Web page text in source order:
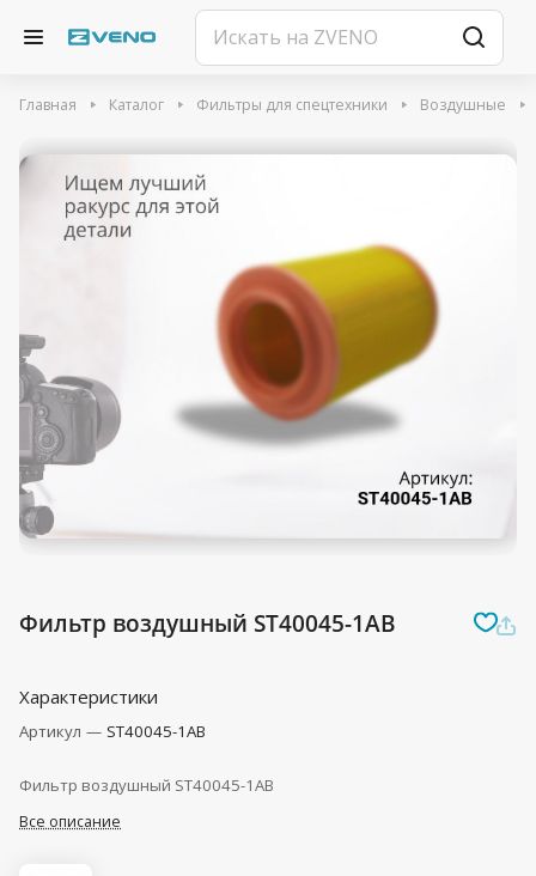
Главная Каталог Фильтры для спецтехники Воздушные
Фильтр воздушный ST40045-1AB
Характеристики
Артикул — ST40045-1AB
Фильтр воздушный ST40045-1AB
Все описание